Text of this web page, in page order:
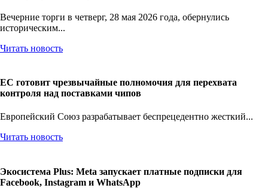
Вечерние торги в четверг, 28 мая 2026 года, обернулись
историческим...
Читать новость
ЕС готовит чрезвычайные полномочия для перехвата
контроля над поставками чипов
Европейский Союз разрабатывает беспрецедентно жесткий...
Читать новость
Экосистема Plus: Meta запускает платные подписки для
Facebook, Instagram и WhatsApp